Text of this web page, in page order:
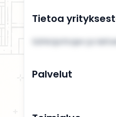
Tietoa
Sähköjohtojen ja
Palvelut